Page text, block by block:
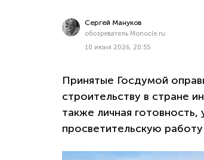
Сергей Мануков
обозреватель Monocle.ru
10 июня 2026, 20:55
Принятые Госдумой
строительству в стране
также личная
просветительскую